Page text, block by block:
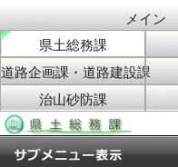
メイン
県土総務課
道路企画課・道路建設課
治山砂防課